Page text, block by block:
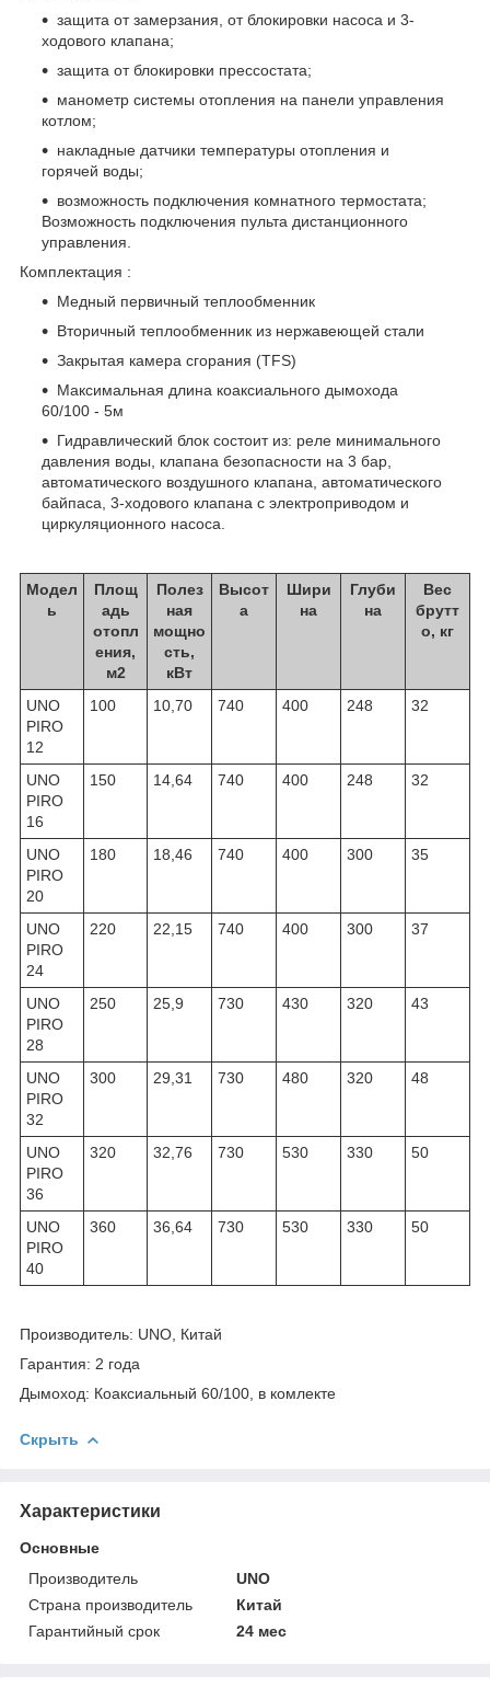
защита от замерзания, от блокировки насоса и 3-
ходового клапана;
защита от блокировки прессостата;
манометр системы отопления на панели управления
котлом;
накладные датчики температуры отопления и
горячей воды;
возможность подключения комнатного термостата;
Возможность подключения пульта дистанционного
управления.
Комплектация :
Медный первичный теплообменник
Вторичный теплообменник из нержавеющей стали
Закрытая камера сгорания (TFS)
Максимальная длина коаксиального дымохода
60/100 - 5м
Гидравлический блок состоит из: реле минимального
давления воды, клапана безопасности на 3 бар,
автоматического воздушного клапана, автоматического
байпаса, 3-ходового клапана с электроприводом и
циркуляционного насоса.
Модел
ь
Площ
адь
отопл
ения,
м2
Полез
ная
мощно
сть,
кВт
Высот
а
Шири
на
Глуби
на
Вес
брутт
о, кг
UNO
PIRO
12
100 10,70 740 400 248 32
UNO
PIRO
16
150 14,64 740 400 248 32
UNO
PIRO
20
180 18,46 740 400 300 35
UNO
PIRO
24
220 22,15 740 400 300 37
UNO
PIRO
28
250 25,9 730 430 320 43
UNO
PIRO
32
300 29,31 730 480 320 48
UNO
PIRO
36
320 32,76 730 530 330 50
UNO
PIRO
40
360 36,64 730 530 330 50
Производитель: UNO, Китай
Гарантия: 2 года
Дымоход: Коаксиальный 60/100, в комлекте
Скрыть
Характеристики
Основные
Производитель
UNO
Страна производитель
Китай
Гарантийный срок
24 мес